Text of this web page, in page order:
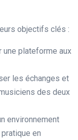
objectifs clés :
une plateforme aux
les échanges et
des deux
environnement
en